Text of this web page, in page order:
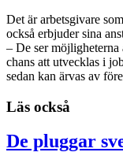
Det är arbetsgivare
också erbjuder sina
– De ser möjligheterna
chans att utvecklas i
sedan kan ärvas av
Läs också
De pluggar